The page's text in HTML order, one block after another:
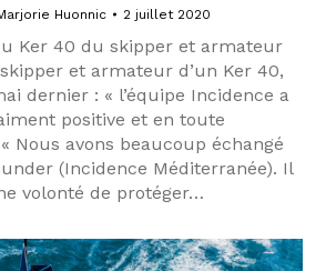
Huonnic 2 juillet 2020
Ker 40 du skipper et armateur
et armateur d’un Ker 40,
dernier : « l’équipe Incidence a
positive et en toute
Nous avons beaucoup échangé
(Incidence Méditerranée). Il
volonté de protéger…